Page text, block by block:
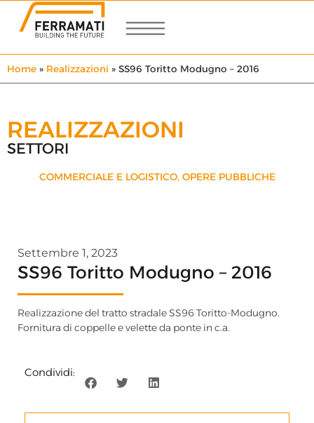
Home » Realizzazioni » SS96 Toritto Modugno – 2016
REALIZZAZIONI
SETTORI
COMMERCIALE E LOGISTICO, OPERE PUBBLICHE
Settembre 1, 2023
SS96 Toritto Modugno – 2016
Realizzazione del tratto stradale SS96 Toritto-Modugno.
Fornitura di coppelle e velette da ponte in c.a.
Condividi: